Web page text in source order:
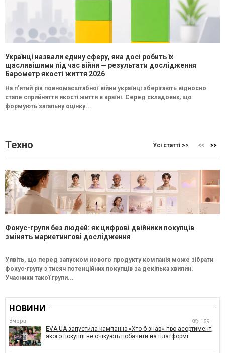
Українці назвали єдину сферу, яка досі робить їх
щасливішими під час війни — результати дослідження
Барометр якості життя 2026
На п’ятий рік повномасштабної війни українці зберігають відносно
стале сприйняття якості життя в країні. Серед складових, що
формують загальну оцінку...
Техно Усі статті >>
Фокус-групи без людей: як цифрові двійники покупців
змінять маркетингові дослідження
Уявіть, що перед запуском нового продукту компанія може зібрати
фокус-групу з тисяч потенційних покупців за декілька хвилин.
Учасники такої групи...
НОВИНИ
Вчора 159
EVA.UA запустила кампанію «Хто б знав» про асортимент,
якого покупці не очікують побачити на платформі